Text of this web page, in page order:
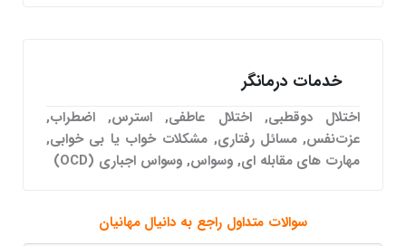
خدمات درمانگر
اختلال دوقطبی, اختلال عاطفی, استرس, اضطراب,
عزت‌نفس, مسائل رفتاری, مشکلات خواب یا بی خوابی,
مهارت های مقابله ای, وسواس, وسواس اجباری (OCD)
سوالات متداول راجع به دانیال مهانیان